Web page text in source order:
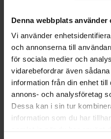
Denna webbplats använder
Vi använder
och annonserna till
för sociala medier och
vidarebefordrar även
information från din enhet
annons- och analysföretag
Dessa kan i sin tur
information som du har
Presentinslagning
LÄGG I
Lagervara.
Leveranstid 2-5
Öppet köp i 30 dagar vid
INFO